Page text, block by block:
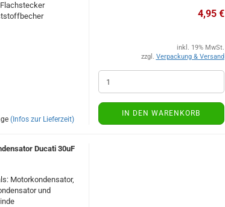
(Infos zur Lieferzeit)
4,95 €
inkl. 19% MwSt.
zzgl. Verpackung & Versand
IN DEN WARENKORB
Ducati 30uF
Motorkondensator,
und